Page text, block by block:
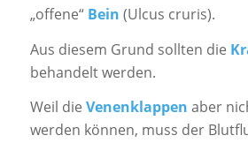
„offene“ Bein (Ulcus cruris).
Aus diesem Grund sollten die
behandelt werden.
Weil die Venenklappen aber
werden können, muss der